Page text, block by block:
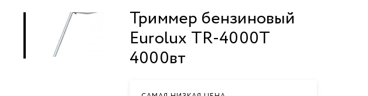
Триммер бензиновый
Eurolux TR-4000T
4000вт